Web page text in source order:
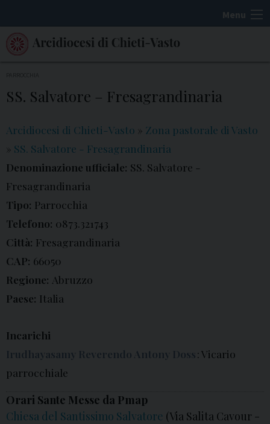
k
Menu
SS. Salvatore – Fresagrandinaria
Arcidiocesi di Chieti-Vasto » Zona pastorale di Vasto
» SS. Salvatore - Fresagrandinaria
Denominazione ufficiale: SS. Salvatore -
Fresagrandinaria
Tipo: Parrocchia
Telefono: 0873.321743
Città: Fresagrandinaria
CAP: 66050
Regione: Abruzzo
Paese: Italia
Incarichi
Irudhayasamy Reverendo Antony Doss: Vicario
parrocchiale
Orari Sante Messe da Pmap
Chiesa del Santissimo Salvatore (Via Salita Cavour -